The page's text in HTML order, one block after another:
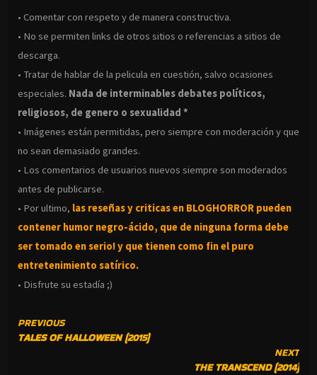
• Comentar con respeto y de manera constructiva.
• No se permiten links de otros sitios o referencias a sitios de
descarga.
• Tratar de hablar de la pelicula en cuestión, salvo ocasiones
especiales. Nada de interminables debates políticos,
religiosos, de genero o sexualidad *
• Imágenes están permitidas, pero siempre con moderación y que
no sean demasiado grandes.
• Los comentarios de usuarios nuevos siempre son moderados
antes de publicarse.
• Por ultimo, las reseñas y criticas en BLOGHORROR pueden
contener humor negro-ácido, que de ninguna forma debe
ser tomado en serio! y que tienen como fin el puro
entretenimiento satírico.
• Disfrute su estadía ;)
CONTINUE
READING
PREVIOUS
TALES OF HALLOWEEN (2015)
NEXT
THE TRANSCEND (2014)